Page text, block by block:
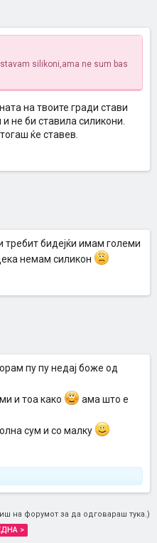
silikoni,ama ne sum bas
на твоите гради стави
не би ставила силикони.
ќе ставев.
бидејќи имам големи
немам силикон
пу пу недај боже од
и тоа како
ама што е
сум и со малку
на форумот за да одговараш тука.)
>